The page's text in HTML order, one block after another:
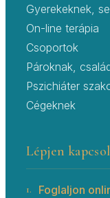
Gyerekeknek,
On-line terápia
Csoportok
Pároknak,
Pszichiáter
Cégeknek
Lépjen
1. Foglaljon